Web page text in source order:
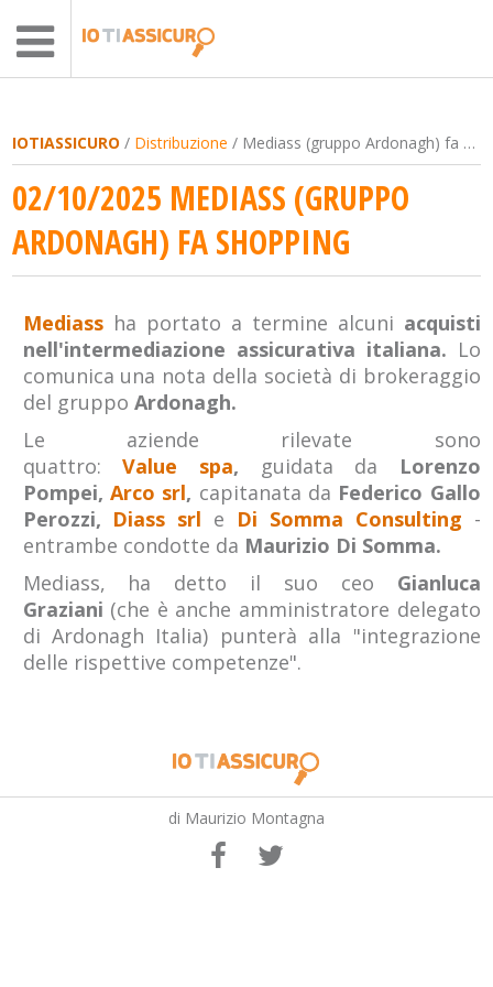
IOTIASSICURO / Distribuzione / Mediass (gruppo Ardonagh) fa shopping
02/10/2025 MEDIASS (GRUPPO
ARDONAGH) FA SHOPPING
Mediassha portato a termine alcuni acquisti
nell'intermediazione assicurativa italiana. Lo
comunica una nota della società di brokeraggio
del gruppo Ardonagh.
Le aziende rilevate sono
quattro:Value spa, guidata da Lorenzo
Pompei, Arco srl, capitanata da Federico Gallo
Perozzi, Diass srl e Di Somma Consulting -
entrambe condotte da Maurizio Di Somma.
Mediass, ha detto il suo ceo Gianluca
Graziani (che è anche amministratore delegato
di Ardonagh Italia) punterà alla "integrazione
delle rispettive competenze".
di Maurizio Montagna